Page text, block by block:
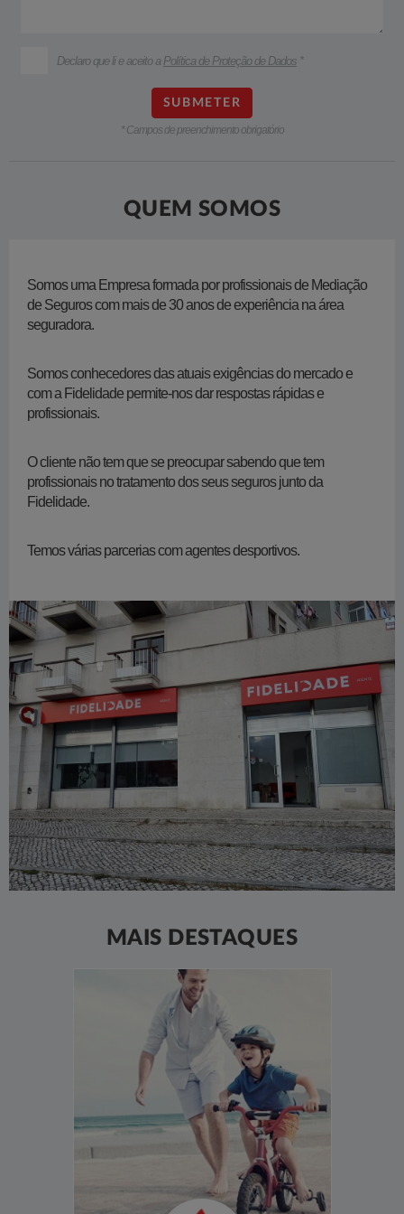
Declaro que li e aceito a Política de Proteção de Dados*
* Campos de preenchimento obrigatório
QUEM SOMOS
Somos uma Empresa formada por profissionais de Mediação
de Seguros com mais de 30 anos de experiência na área
seguradora.
Somos conhecedores das atuais exigências do mercado e
com a Fidelidade permite-nos dar respostas rápidas e
profissionais.
O cliente não tem que se preocupar sabendo que tem
profissionais no tratamento dos seus seguros junto da
Fidelidade.
Temos várias parcerias com agentes desportivos.
MAIS DESTAQUES